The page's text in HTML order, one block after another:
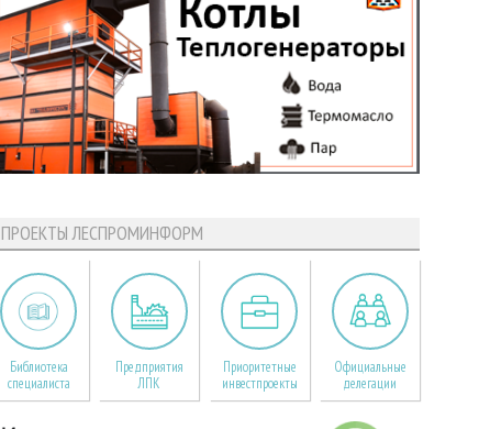
ПРОЕКТЫ ЛЕСПРОМИНФОРМ
Библиотека
специалиста
Предприятия
ЛПК
Приоритетные
инвестпроекты
Официальные
делегации